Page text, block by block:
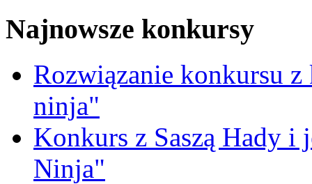
Najnowsze konkursy
Rozwiązanie konkursu
ninja"
Konkurs z Saszą Hady i
Ninja"